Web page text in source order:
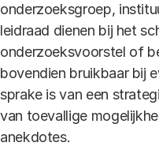
onderzoeksgroep,
leidraad dienen bij het
onderzoeksvoorstel of
bovendien bruikbaar bij
sprake is van een
van toevallige
anekdotes.